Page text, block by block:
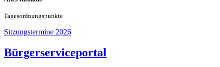
Tagesordnungspunkte
Sitzungstermine 2026
Bürgerserviceportal